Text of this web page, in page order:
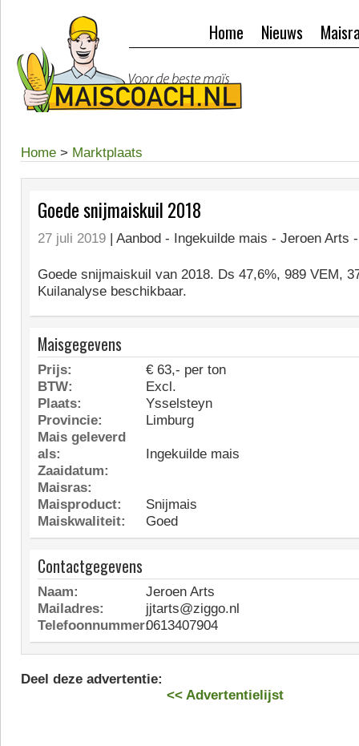
Nieuws
Home
Home > Marktplaats
Goede snijmaiskuil 2018
27 juli 2019 | Aanbod - Ingekuilde mais - Jeroen Arts
Goede snijmaiskuil van 2018. Ds 47,6%, 989 VEM,
Kuilanalyse beschikbaar.
Maisgegevens
Prijs:
€ 63,- per ton
BTW:
Excl.
Plaats:
Ysselsteyn
Provincie:
Limburg
Mais geleverd
als:
Ingekuilde mais
Zaaidatum:
Maisras:
Maisproduct:
Snijmais
Maiskwaliteit:
Goed
Contactgegevens
Naam:
Jeroen Arts
Mailadres:
jjtarts@ziggo.nl
Telefoonnummer:0613407904
Deel deze advertentie:
<< Advertentielijst